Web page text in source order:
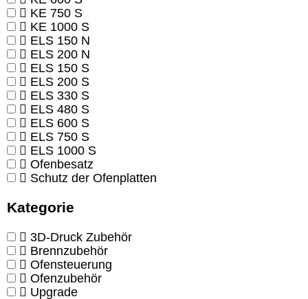
KE 750 S
KE 1000 S
ELS 150 N
ELS 200 N
ELS 150 S
ELS 200 S
ELS 330 S
ELS 480 S
ELS 600 S
ELS 750 S
ELS 1000 S
Ofenbesatz
Schutz der Ofenplatten
Kategorie
3D-Druck Zubehör
Brennzubehör
Ofensteuerung
Ofenzubehör
Upgrade